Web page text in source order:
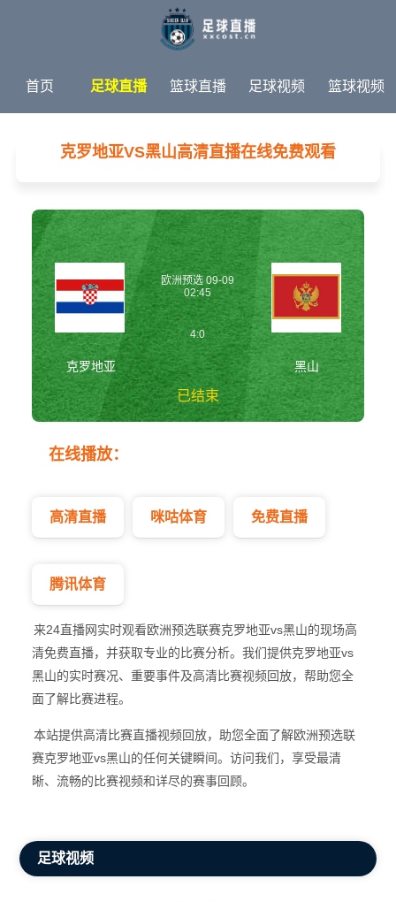
首页 足球直播 篮球直播 足球视频 篮球视频
足球新闻 篮球新闻 体育专题
克罗地亚VS黑山高清直播在线免费观看
克罗地亚
欧洲预选 09-09
02:45
4:0
已结束
黑山
在线播放：
高清直播 咪咕体育 免费直播
腾讯体育
来24直播网实时观看欧洲预选联赛克罗地亚vs黑山的现场高
清免费直播，并获取专业的比赛分析。我们提供克罗地亚vs
黑山的实时赛况、重要事件及高清比赛视频回放，帮助您全
面了解比赛进程。
本站提供高清比赛直播视频回放，助您全面了解欧洲预选联
赛克罗地亚vs黑山的任何关键瞬间。访问我们，享受最清
晰、流畅的比赛视频和详尽的赛事回顾。
足球视频